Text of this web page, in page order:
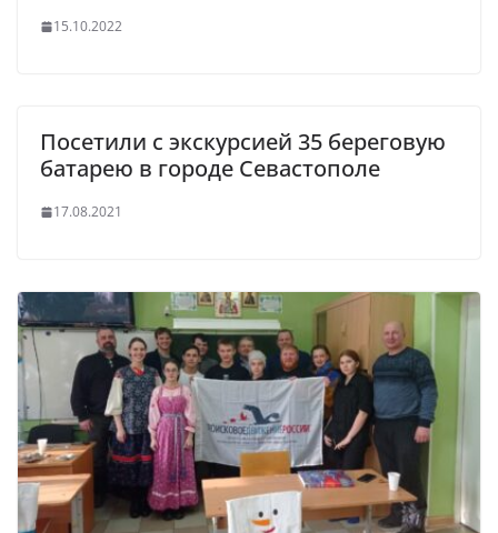
15.10.2022
Посетили с экскурсией 35 береговую
батарею в городе Севастополе
17.08.2021